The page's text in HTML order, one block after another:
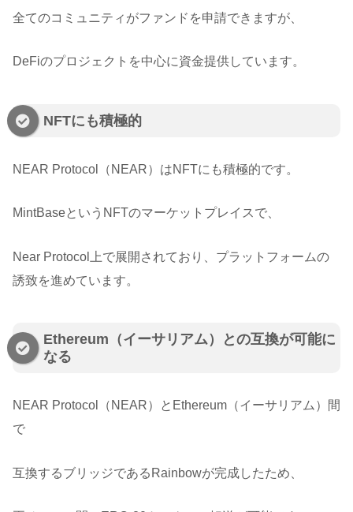
全てのコミュニティがファンドを申請できますが、
DeFiのプロジェクトを中心に資金提供しています。
NFTにも積極的
NEAR Protocol（NEAR）はNFTにも積極的です。
MintBaseというNFTのマーケットプレイスで、
Near Protocol上で展開されており、プラットフォームの
誘致を進めています。
Ethereum（イーサリアム）との互換が可能に
なる
NEAR Protocol（NEAR）とEthereum（イーサリアム）間
で
互換するブリッジであるRainbowが完成したため、